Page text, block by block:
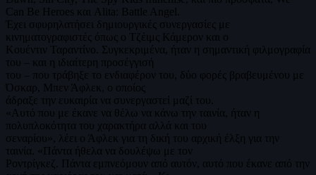
Can Be Heroes και Alita: Battle Angel.
Έχει σφυρηλατήσει δημιουργικές συνεργασίες με
κινηματογραφιστές όπως ο Τζέιμς Κάμερον και ο
Κουέντιν Ταραντίνο. Συγκεκριμένα, ήταν η σημαντική φιλμογραφία
του – και η ιδιαίτερη προσέγγισή
του – που τράβηξε το ενδιαφέρον του, δύο φορές βραβευμένου με
Όσκαρ, Μπεν Άφλεκ, ο οποίος
άδραξε την ευκαιρία να συνεργαστεί μαζί του.
«Αυτό που με έκανε να θέλω να κάνω την ταινία, ήταν η
πολυπλοκότητα του χαρακτήρα αλλά και του
σεναρίου», λέει ο Άφλεκ για τη δική του αρχική έλξη για την
ταινία. «Πάντα ήθελα να δουλέψω με τον
Ροντρίγκεζ. Πάντα εμπνεόμουν από αυτόν, αυτό που έκανε από την